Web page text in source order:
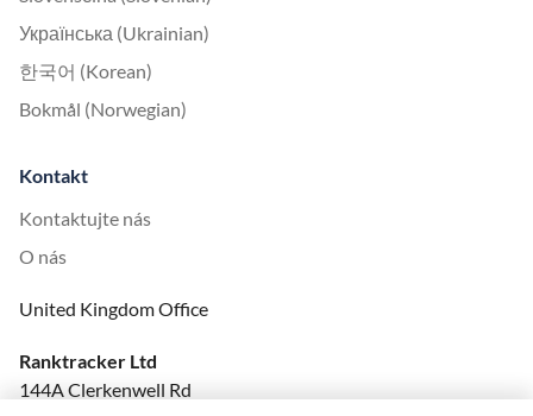
Українська (Ukrainian)
한국어 (Korean)
Bokmål (Norwegian)
Kontakt
Kontaktujte nás
O nás
United Kingdom Office
Ranktracker Ltd
144A Clerkenwell Rd